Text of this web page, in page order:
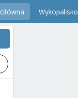
Główna Wykopalisko